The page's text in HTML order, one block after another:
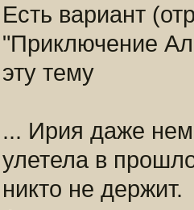
Есть вариант
"Приключение
эту тему
... Ирия даже
улетела в
никто не держит.